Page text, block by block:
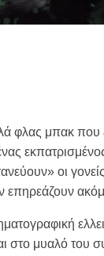
φλας μπακ
οι
επηρεάζουν
στο μυαλό του